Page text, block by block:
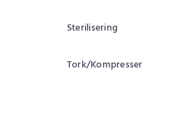
Sterilisering
Tork/Kompresser